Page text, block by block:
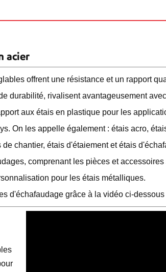
acier
offrent une résistance et un rapport
durabilité, rivalisent avantageusement
aux étais en plastique pour les
On les appelle également : étais acro,
chantier, étais d'étaiement et étais
comprenant les pièces et
pour les étais métalliques.
d'échafaudage grâce à la vidéo ci-dessous